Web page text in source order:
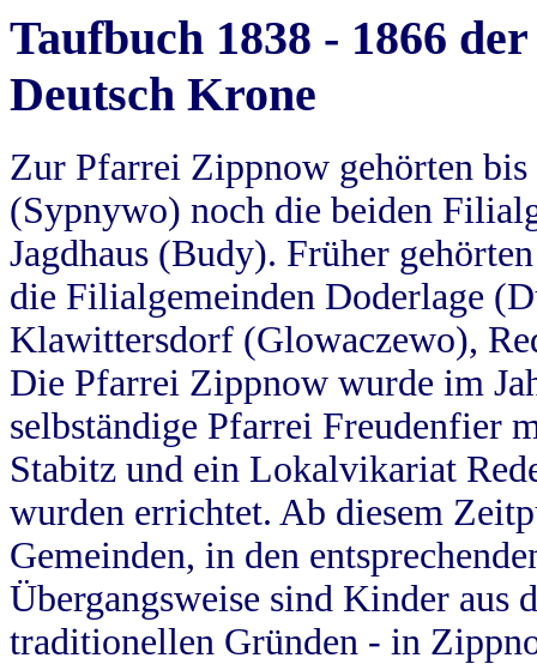
Taufbuch 1838 - 1866
Deutsch Krone
Zur Pfarrei Zippnow gehörten
(Sypnywo) noch die beiden
Jagdhaus (Budy). Früher
die Filialgemeinden Doderlage
Klawittersdorf (Glowaczewo),
Die Pfarrei Zippnow wurde im
selbständige Pfarrei Freudenfier
Stabitz und ein Lokalvikariat
wurden errichtet. Ab diesem
Gemeinden, in den
Übergangsweise sind Kinder aus
traditionellen Gründen - in